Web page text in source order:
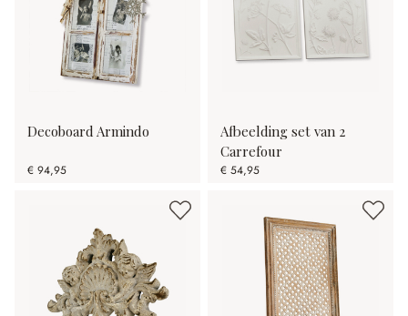
Decoboard Armindo
€ 94,95
Afbeelding set van 2
Carrefour
€ 54,95